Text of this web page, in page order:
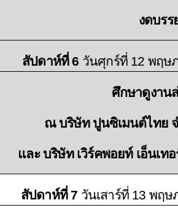
งดบรร
สัปดาห์ที่ 6 วันศุกร์ที่ 12 พฤษ
ศึกษาดูงาน
ณ บริษัท ปูนซิเมนต์ไทย
และ บริษัท เวิร์คพอยท์ เอ็นเท
สัปดาห์ที่ 7 วันเสาร์ที่ 13 พฤษ